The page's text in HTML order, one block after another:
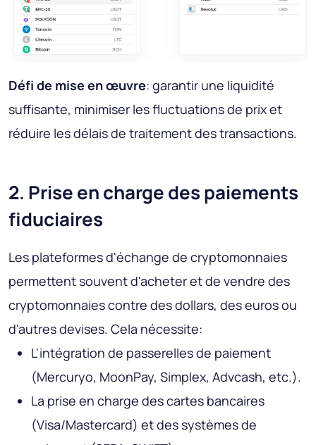
Défi de mise en œuvre: garantir une liquidité
suffisante, minimiser les fluctuations de prix et
réduire les délais de traitement des transactions.
2. Prise en charge des paiements
fiduciaires
Les plateformes d'échange de cryptomonnaies
permettent souvent d'acheter et de vendre des
cryptomonnaies contre des dollars, des euros ou
d'autres devises. Cela nécessite:
L'intégration de passerelles de paiement
(Mercuryo, MoonPay, Simplex, Advcash, etc.).
La prise en charge des cartes bancaires
(Visa/Mastercard) et des systèmes de